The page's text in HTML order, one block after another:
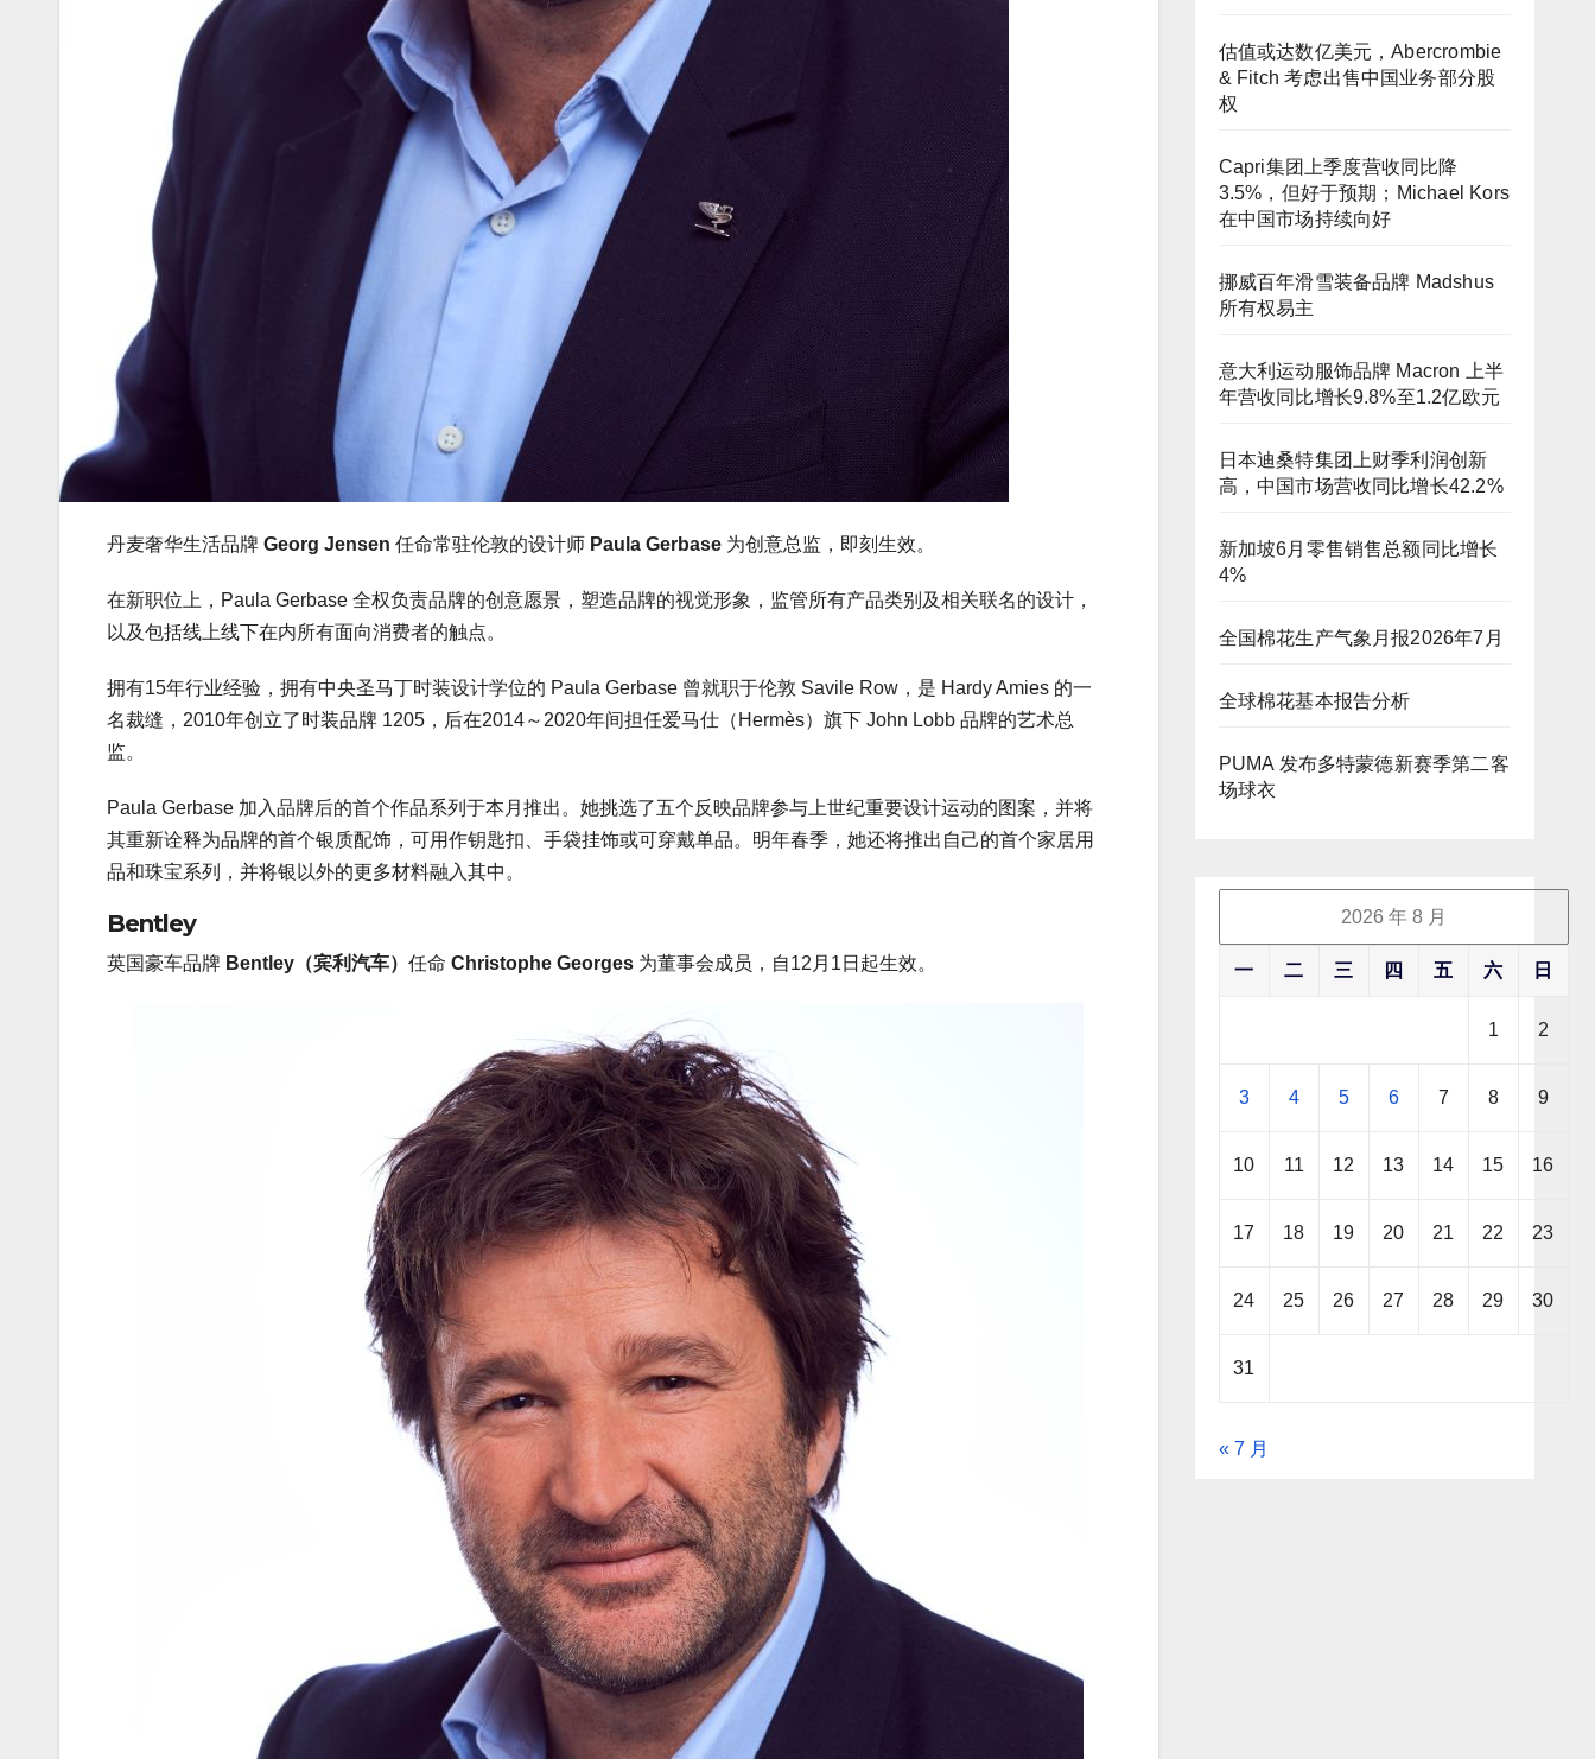
丹麦奢华生活品牌 Georg Jensen 任命常驻伦敦的设计师 Paula Gerbase 为创意总监，即刻生效。
在新职位上，Paula Gerbase 全权负责品牌的创意愿景，塑造品牌的视觉形象，监管所有产品类别及相关联名的设计，
以及包括线上线下在内所有面向消费者的触点。
拥有15年行业经验，拥有中央圣马丁时装设计学位的 Paula Gerbase 曾就职于伦敦 Savile Row，是 Hardy Amies 的一
名裁缝，2010年创立了时装品牌 1205，后在2014～2020年间担任爱马仕（Hermès）旗下 John Lobb 品牌的艺术总
监。
Paula Gerbase 加入品牌后的首个作品系列于本月推出。她挑选了五个反映品牌参与上世纪重要设计运动的图案，并将
其重新诠释为品牌的首个银质配饰，可用作钥匙扣、手袋挂饰或可穿戴单品。明年春季，她还将推出自己的首个家居用
品和珠宝系列，并将银以外的更多材料融入其中。
Bentley
英国豪车品牌 Bentley（宾利汽车） 任命 Christophe Georges 为董事会成员，自12月1日起生效。
估值或达数亿美元，Abercrombie
& Fitch 考虑出售中国业务部分股
权
Capri集团上季度营收同比降
3.5%，但好于预期；Michael Kors
在中国市场持续向好
挪威百年滑雪装备品牌 Madshus
所有权易主
意大利运动服饰品牌 Macron 上半
年营收同比增长9.8%至1.2亿欧元
日本迪桑特集团上财季利润创新
高，中国市场营收同比增长42.2%
新加坡6月零售销售总额同比增长
4%
全国棉花生产气象月报2026年7月
全球棉花基本报告分析
PUMA 发布多特蒙德新赛季第二客
场球衣
2026 年 8 月
一 二 三 四 五 六 日
1 2
3 4 5 6 7 8 9
10 11 12 13 14 15 16
17 18 19 20 21 22 23
24 25 26 27 28 29 30
31
« 7 月